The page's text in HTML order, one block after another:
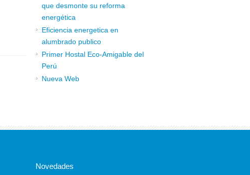
que desmonte su reforma
energética
Eficiencia energetica en
alumbrado publico
Primer Hostal Eco-Amigable del
Perú
Nueva Web
Novedades